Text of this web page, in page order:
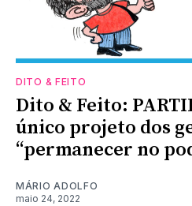
DITO & FEITO
Dito & Feito:
único projeto dos
“permanecer no
MÁRIO ADOLFO
maio 24, 2022